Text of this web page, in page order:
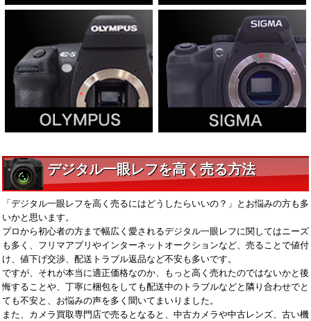
デジタル一眼レフを高く売る方法
「デジタル一眼レフを高く売るにはどうしたらいいの？」とお悩みの方も多
いかと思います。
プロから初心者の方まで幅広く愛されるデジタル一眼レフに関してはニーズ
も多く、フリマアプリやインターネットオークションなど、売ることで値付
け、値下げ交渉、配送トラブル返品など不安も多いです。
ですが、それが本当に適正価格なのか、もっと高く売れたのではないかと後
悔することや、丁寧に梱包をしても配送中のトラブルなどと隣り合わせでと
ても不安と、お悩みの声を多く聞いてまいりました。
また、カメラ買取専門店で売るとなると、中古カメラや中古レンズ、古い機